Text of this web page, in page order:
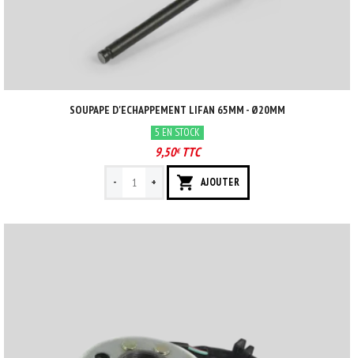
SOUPAPE D'ECHAPPEMENT LIFAN 65MM - Ø20MM
5 EN STOCK
9,50€TTC
- + AJOUTER